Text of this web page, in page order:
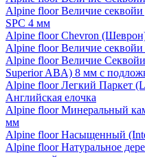
Alpine floor Величие
SPC 4 мм
Alpine floor Chevron
Alpine floor Величие
Alpine floor Величие
Superior ABA) 8 мм с
Alpine floor Легкий Паркет
Английская елочка
Alpine floor Минеральный
мм
Alpine floor Насыщенный
Alpine floor Натуральное